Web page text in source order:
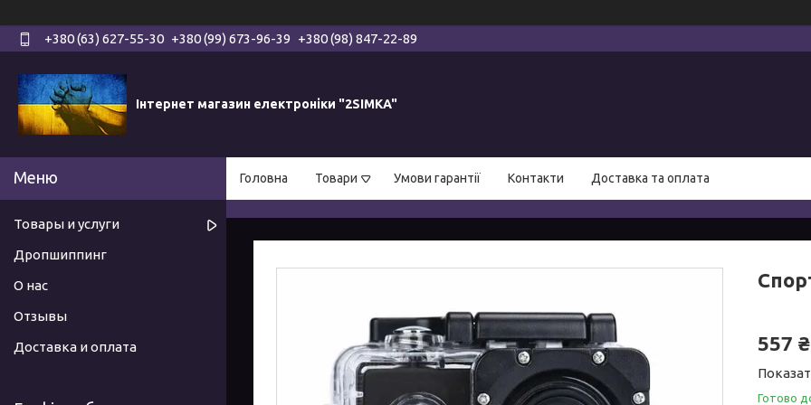
+380 (63) 627-55-30 +380 (99) 673-96-39 +380 (98) 847-22-89
Інтернет магазин електроніки "2SIMKA"
Головна Товари Умови гарантії Контакти Доставка та оплата
557 ₴
Готово
Товары и услуги
Дропшиппинг
О нас
Отзывы
Доставка и оплата